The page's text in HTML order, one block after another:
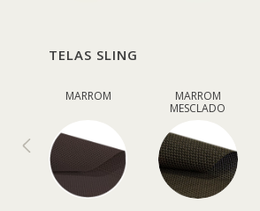
TELAS SLING
MARROM
MARROM
MESCLADO